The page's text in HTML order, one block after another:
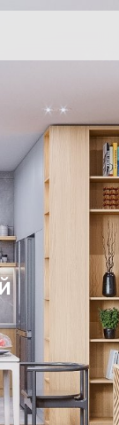
работы
Ростов-на-
221-10-
проект